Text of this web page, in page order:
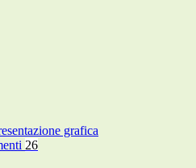
grafica
26